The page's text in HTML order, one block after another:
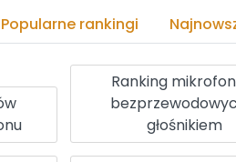
Popularne rankingi
Ranking
głośnikiem